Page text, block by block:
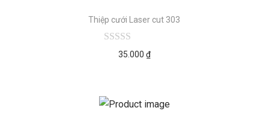
Thiệp cưới Laser cut 303
35.000 ₫